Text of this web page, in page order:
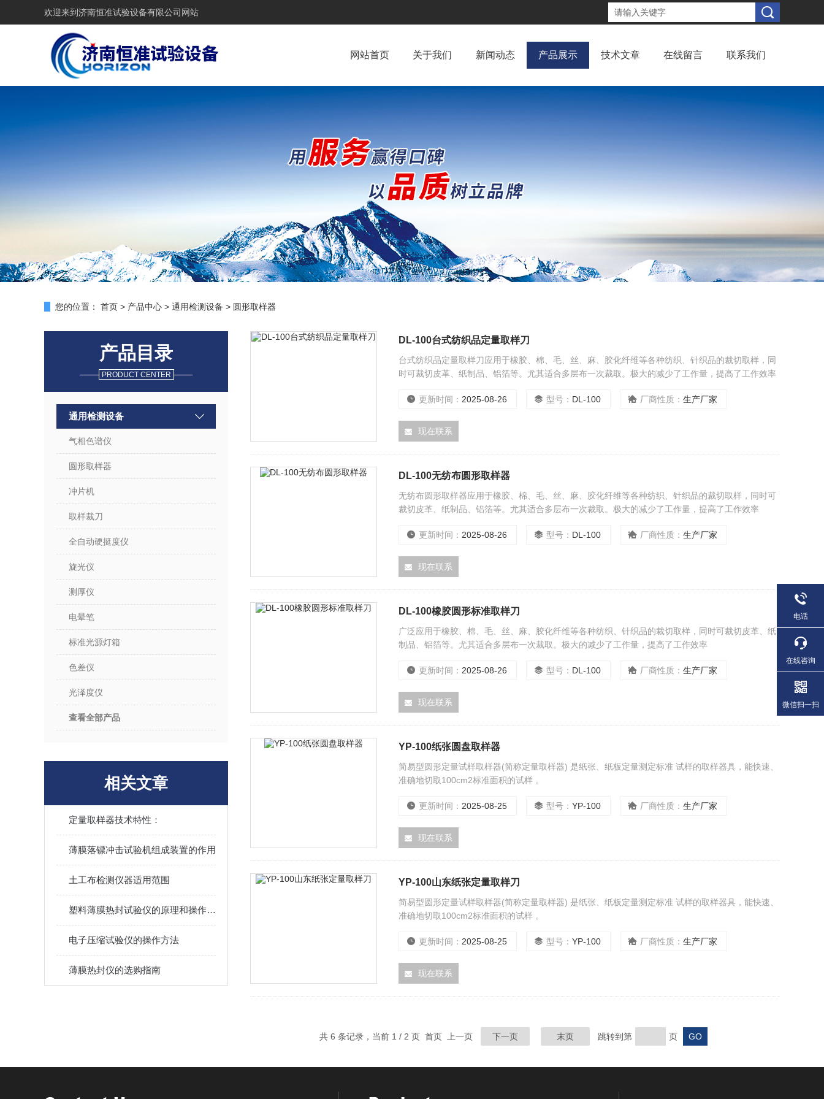
欢迎来到 济南恒准试验设备有限公司网站
网站首页 关于我们 新闻动态 产品展示 技术文章 在线留言 联系我们
您的位置： 首页 > 产品中心 > 通用检测设备 > 圆形取样器
产品目录
PRODUCT CENTER
通用检测设备
气相色谱仪
圆形取样器
冲片机
取样裁刀
全自动硬挺度仪
旋光仪
测厚仪
电晕笔
标准光源灯箱
色差仪
光泽度仪
查看全部产品
相关文章
定量取样器技术特性：
薄膜落镖冲击试验机组成装置的作用
土工布检测仪器适用范围
塑料薄膜热封试验仪的原理和操作步骤
电子压缩试验仪的操作方法
薄膜热封仪的选购指南
DL-100台式纺织品定量取样刀
台式纺织品定量取样刀应用于橡胶、棉、毛、丝、麻、胶化纤维等各种纺织、针织品的裁切取样，同
时可裁切皮革、纸制品、铝箔等。尤其适合多层布一次裁取。极大的减少了工作量，提高了工作效率
更新时间： 2025-08-26 型号： DL-100 厂商性质： 生产厂家
现在联系
DL-100无纺布圆形取样器
无纺布圆形取样器应用于橡胶、棉、毛、丝、麻、胶化纤维等各种纺织、针织品的裁切取样，同时可
裁切皮革、纸制品、铝箔等。尤其适合多层布一次裁取。极大的减少了工作量，提高了工作效率
更新时间： 2025-08-26 型号： DL-100 厂商性质： 生产厂家
现在联系
DL-100橡胶圆形标准取样刀
广泛应用于橡胶、棉、毛、丝、麻、胶化纤维等各种纺织、针织品的裁切取样，同时可裁切皮革、纸
制品、铝箔等。尤其适合多层布一次裁取。极大的减少了工作量，提高了工作效率
更新时间： 2025-08-26 型号： DL-100 厂商性质： 生产厂家
现在联系
YP-100纸张圆盘取样器
简易型圆形定量试样取样器(简称定量取样器) 是纸张、纸板定量测定标准 试样的取样器具，能快速、
准确地切取100cm2标准面积的试样 。
更新时间： 2025-08-25 型号： YP-100 厂商性质： 生产厂家
现在联系
YP-100山东纸张定量取样刀
简易型圆形定量试样取样器(简称定量取样器) 是纸张、纸板定量测定标准 试样的取样器具，能快速、
准确地切取100cm2标准面积的试样 。
更新时间： 2025-08-25 型号： YP-100 厂商性质： 生产厂家
现在联系
共 6 条记录，当前 1 / 2 页 首页 上一页 下一页 末页 跳转到第 页
电话
在线咨询
微信扫一扫